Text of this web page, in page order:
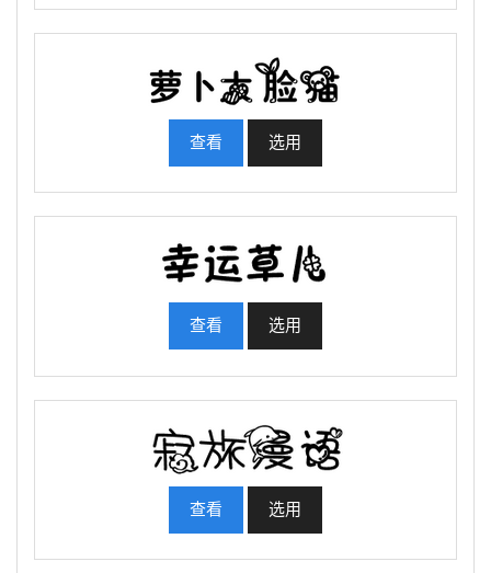
查看 选用
查看 选用
查看 选用